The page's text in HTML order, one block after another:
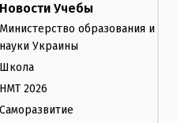
Новости Учебы
Министерство образования и
науки Украины
Школа
НМТ 2026
Саморазвитие